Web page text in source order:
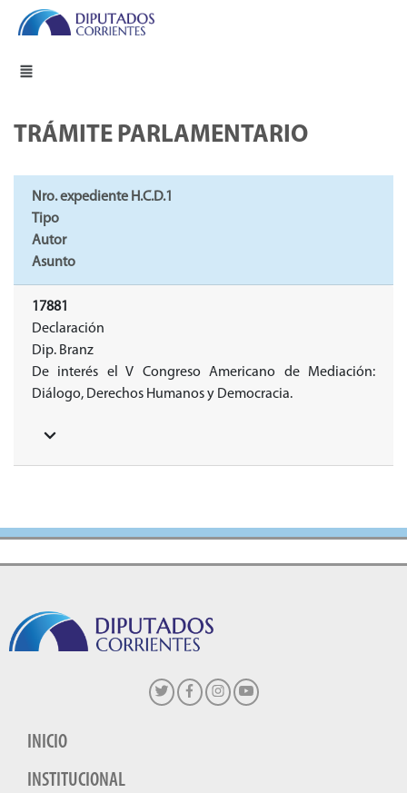
TRÁMITE PARLAMENTARIO
Nro. expediente H.C.D.1
Tipo
Autor
Asunto
17881
Declaración
Dip. Branz
De interés el V Congreso Americano de Mediación:
Diálogo, Derechos Humanos y Democracia.
INICIO
INSTITUCIONAL